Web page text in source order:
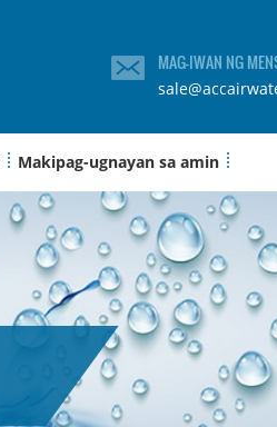
MAG-IWAN NG
Makipag-ugnayan sa amin